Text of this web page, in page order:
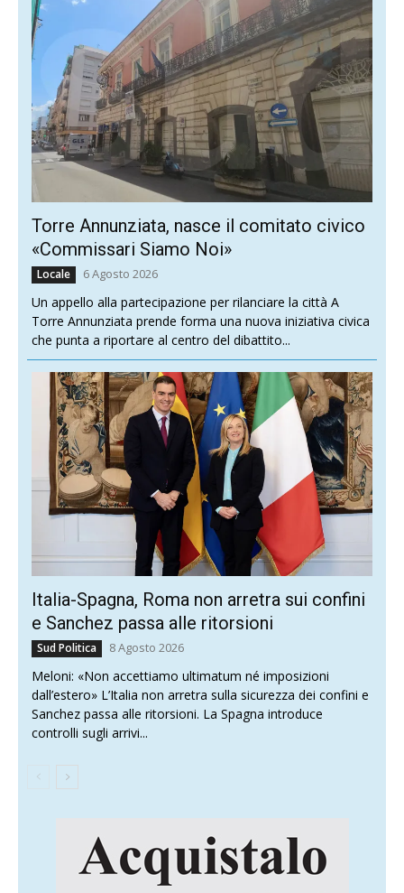
Torre Annunziata, nasce il comitato civico
«Commissari Siamo Noi»
Locale 6 Agosto 2026
Un appello alla partecipazione per rilanciare la città A
Torre Annunziata prende forma una nuova iniziativa civica
che punta a riportare al centro del dibattito...
Italia-Spagna, Roma non arretra sui confini
e Sanchez passa alle ritorsioni
Sud Politica 8 Agosto 2026
Meloni: «Non accettiamo ultimatum né imposizioni
dall’estero» L’Italia non arretra sulla sicurezza dei confini e
Sanchez passa alle ritorsioni. La Spagna introduce
controlli sugli arrivi...